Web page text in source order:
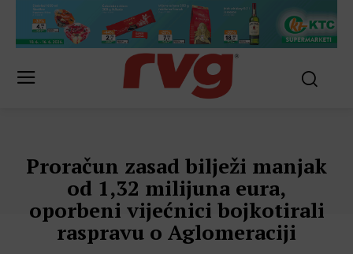
Proračun zasad bilježi manjak
od 1,32 milijuna eura,
oporbeni vijećnici bojkotirali
raspravu o Aglomeraciji